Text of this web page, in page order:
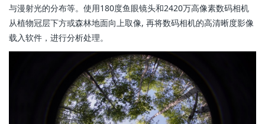
与漫射光的分布等。使用180度鱼眼镜头和2420万高像素数码相机
从植物冠层下方或森林地面向上取像, 再将数码相机的高清晰度影像
载入软件，进行分析处理。